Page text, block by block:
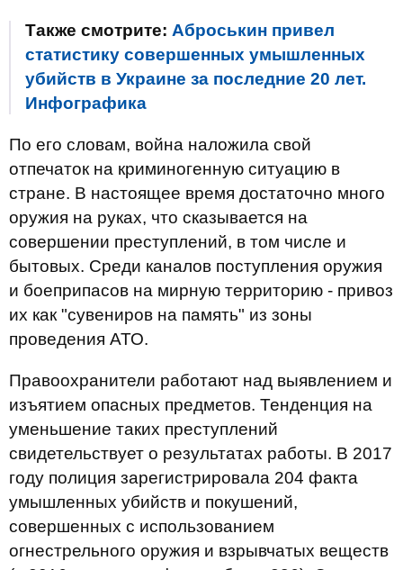
Также смотрите: Аброськин привел
статистику совершенных умышленных
убийств в Украине за последние 20 лет.
Инфографика
По его словам, война наложила свой
отпечаток на криминогенную ситуацию в
стране. В настоящее время достаточно много
оружия на руках, что сказывается на
совершении преступлений, в том числе и
бытовых. Среди каналов поступления оружия
и боеприпасов на мирную территорию - привоз
их как "сувениров на память" из зоны
проведения АТО.
Правоохранители работают над выявлением и
изъятием опасных предметов. Тенденция на
уменьшение таких преступлений
свидетельствует о результатах работы. В 2017
году полиция зарегистрировала 204 факта
умышленных убийств и покушений,
совершенных с использованием
огнестрельного оружия и взрывчатых веществ